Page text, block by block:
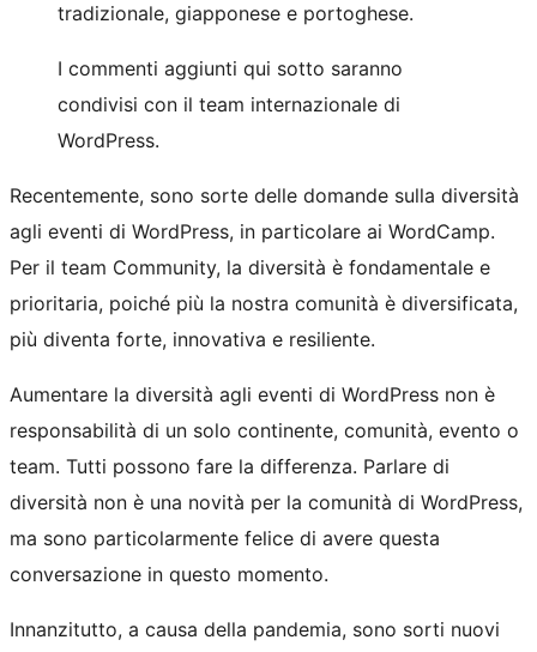
tradizionale, giapponese e portoghese.
I commenti aggiunti qui sotto saranno
condivisi con il team internazionale di
WordPress.
Recentemente, sono sorte delle domande sulla diversità
agli eventi di WordPress, in particolare ai WordCamp.
Per il team Community, la diversità è fondamentale e
prioritaria, poiché più la nostra comunità è diversificata,
più diventa forte, innovativa e resiliente.
Aumentare la diversità agli eventi di WordPress non è
responsabilità di un solo continente, comunità, evento o
team. Tutti possono fare la differenza. Parlare di
diversità non è una novità per la comunità di WordPress,
ma sono particolarmente felice di avere questa
conversazione in questo momento.
Innanzitutto, a causa della pandemia, sono sorti nuovi